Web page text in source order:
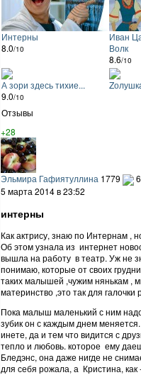
Интерны
8.0/10
Иван
Волк
8.6/10
А зори здесь тихие...
9.0/10
Отзывы
+28
Эльмира Гафиятуллина 1779
5 марта 2014 в 23:52
интерны
Как актрису, знаю по Интернам ,
Об этом узнала из интернет
вышла на работу в театр. Уж не
понимаю, которые от своих
таких малышей ,чужим нянькам ,
материнство ,это так для галочки
Пока малыш маленький с ним
зубик он с каждым днем
инете, да и тем что видится с
тепло и любовь. которое ему
Бледэнс, она даже нигде не
для себя рожала, а Кристина,